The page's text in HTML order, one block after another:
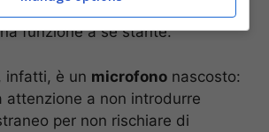
una spilla), ma di un piccolo
funzione a sé stante.
infatti, è un microfono nascosto:
attenzione a non introdurre
per non rischiare di